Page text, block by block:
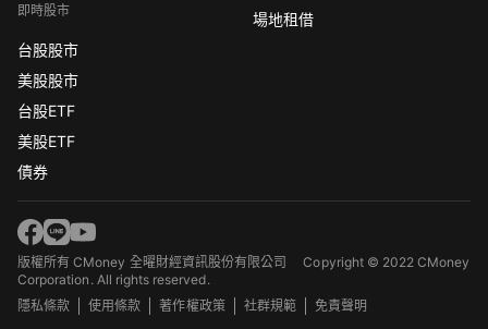
即時股市
台股股市
美股股市
台股ETF
美股ETF
債券
場地租借
版權所有 CMoney 全曜財經資訊股份有限公司Copyright © 2022 CMoney
Corporation. All rights reserved.
隱私條款
使用條款 著作權政策 社群規範 免責聲明